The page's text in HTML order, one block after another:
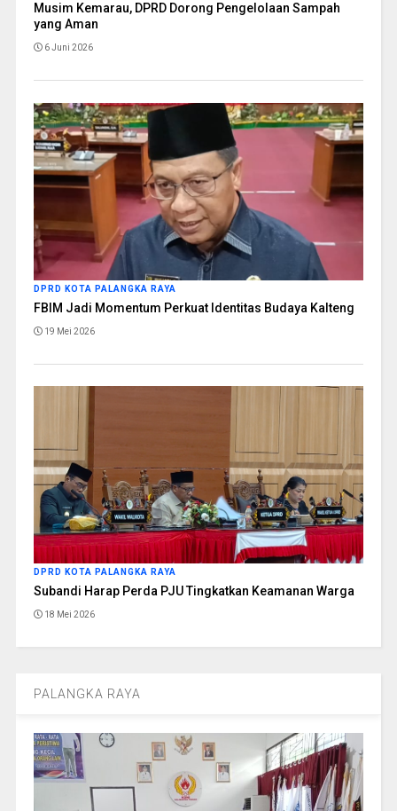
Musim Kemarau, DPRD Dorong Pengelolaan Sampah
yang Aman
6 Juni 2026
DPRD KOTA PALANGKA RAYA
FBIM Jadi Momentum Perkuat Identitas Budaya Kalteng
19 Mei 2026
DPRD KOTA PALANGKA RAYA
Subandi Harap Perda PJU Tingkatkan Keamanan Warga
18 Mei 2026
PALANGKA RAYA